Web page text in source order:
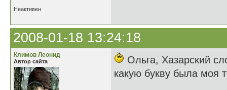
Неактивен
2008-01-18 13:24:18
Климов Леонид
Автор сайта
Ольга, Хазарский
какую букву была моя